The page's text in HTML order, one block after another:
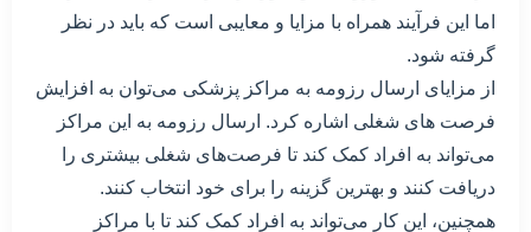
اما این فرآیند همراه با مزایا و معایبی است که باید در نظر
گرفته شود.
از مزایای ارسال رزومه به مراکز پزشکی می‌توان به افزایش
فرصت های شغلی اشاره کرد. ارسال رزومه به این مراکز
می‌تواند به افراد کمک کند تا فرصت‌های شغلی بیشتری را
دریافت کنند و بهترین گزینه را برای خود انتخاب کنند.
همچنین، این کار می‌تواند به افراد کمک کند تا با مراکز